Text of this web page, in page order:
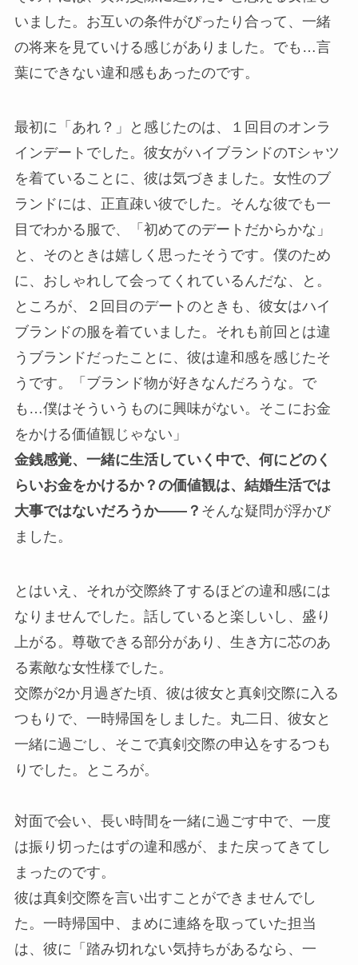
いました。お互いの条件がぴったり合って、一緒
の将来を見ていける感じがありました。でも…言
葉にできない違和感もあったのです。
最初に「あれ？」と感じたのは、１回目のオンラ
インデートでした。彼女がハイブランドのTシャツ
を着ていることに、彼は気づきました。女性のブ
ランドには、正直疎い彼でした。そんな彼でも一
目でわかる服で、「初めてのデートだからかな」
と、そのときは嬉しく思ったそうです。僕のため
に、おしゃれして会ってくれているんだな、と。
ところが、２回目のデートのときも、彼女はハイ
ブランドの服を着ていました。それも前回とは違
うブランドだったことに、彼は違和感を感じたそ
うです。「ブランド物が好きなんだろうな。で
も…僕はそういうものに興味がない。そこにお金
をかける価値観じゃない」
金銭感覚、一緒に生活していく中で、何にどのく
らいお金をかけるか？の価値観は、結婚生活では
大事ではないだろうか――？ そんな疑問が浮かび
ました。
とはいえ、それが交際終了するほどの違和感には
なりませんでした。話していると楽しいし、盛り
上がる。尊敬できる部分があり、生き方に芯のあ
る素敵な女性様でした。
交際が2か月過ぎた頃、彼は彼女と真剣交際に入る
つもりで、一時帰国をしました。丸二日、彼女と
一緒に過ごし、そこで真剣交際の申込をするつも
りでした。ところが。
対面で会い、長い時間を一緒に過ごす中で、一度
は振り切ったはずの違和感が、また戻ってきてし
まったのです。
彼は真剣交際を言い出すことができませんでし
た。一時帰国中、まめに連絡を取っていた担当
は、彼に「踏み切れない気持ちがあるなら、一